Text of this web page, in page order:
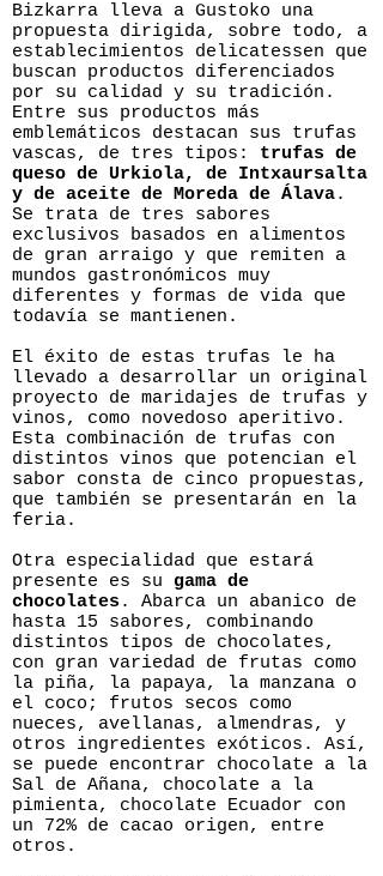
Bizkarra lleva a Gustoko una
propuesta dirigida, sobre todo, a
establecimientos delicatessen que
buscan productos diferenciados
por su calidad y su tradición.
Entre sus productos más
emblemáticos destacan sus trufas
vascas, de tres tipos: trufas de
queso de Urkiola, de Intxaursalta
y de aceite de Moreda de Álava.
Se trata de tres sabores
exclusivos basados en alimentos
de gran arraigo y que remiten a
mundos gastronómicos muy
diferentes y formas de vida que
todavía se mantienen.
El éxito de estas trufas le ha
llevado a desarrollar un original
proyecto de maridajes de trufas y
vinos, como novedoso aperitivo.
Esta combinación de trufas con
distintos vinos que potencian el
sabor consta de cinco propuestas,
que también se presentarán en la
feria.
Otra especialidad que estará
presente es su gama de
chocolates . Abarca un abanico de
hasta 15 sabores, combinando
distintos tipos de chocolates,
con gran variedad de frutas como
la piña, la papaya, la manzana o
el coco; frutos secos como
nueces, avellanas, almendras, y
otros ingredientes exóticos. Así,
se puede encontrar chocolate a la
Sal de Añana, chocolate a la
pimienta, chocolate Ecuador con
un 72% de cacao origen, entre
otros.